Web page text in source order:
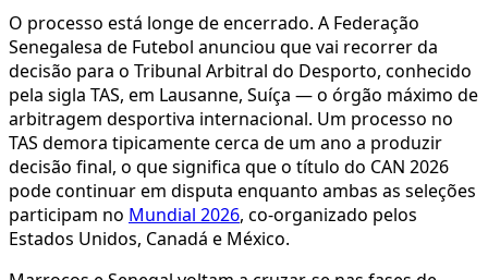
O processo está longe de encerrado. A Federação
Senegalesa de Futebol anunciou que vai recorrer da
decisão para o Tribunal Arbitral do Desporto, conhecido
pela sigla TAS, em Lausanne, Suíça — o órgão máximo de
arbitragem desportiva internacional. Um processo no
TAS demora tipicamente cerca de um ano a produzir
decisão final, o que significa que o título do CAN 2026
pode continuar em disputa enquanto ambas as seleções
participam no Mundial 2026, co-organizado pelos
Estados Unidos, Canadá e México.